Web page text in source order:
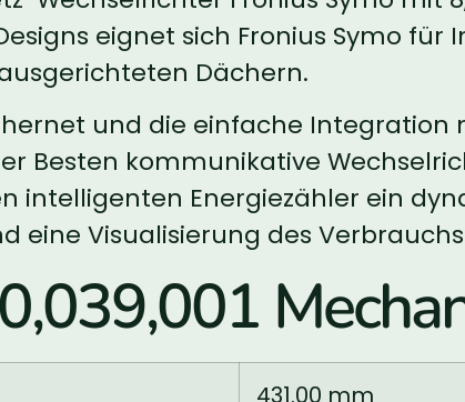
eignet sich Fronius Symo
Dächern.
und die einfache
Besten kommunikative
intelligenten Energiezähler ein
eine Visualisierung des
431.00 mm